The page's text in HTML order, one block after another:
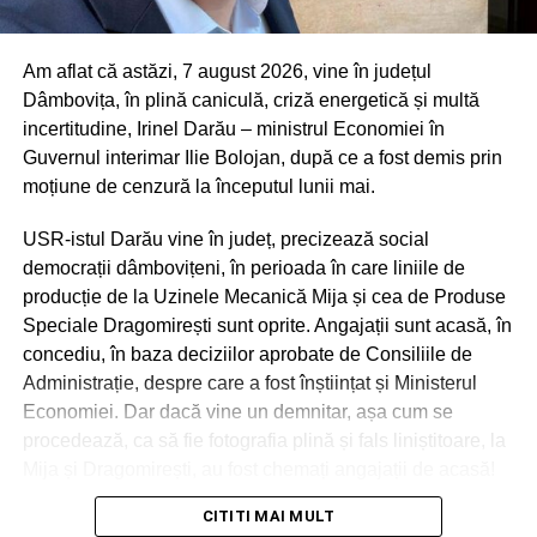
autoturismelor;
– rulote;
– remorci, indiferent de masa totală maximă autorizată.
De asemenea, CNAIR menționează că portalul
https://evignet24.eu încasează tarife și pentru vehicule
„În raport cu situația prezentată, aducem la cunoștința
utilizatorilor că CNAIR nu își asumă nicio
responsabilitate cu privire la accesarea și achiziția de
către utilizatori a rovinietelor de pe portaluri
neautorizate de CNAIR.
Am aflat că astăzi, 7 august 2026, vine în județul
Dâmbovița, în plină caniculă, criză energetică și multă
incertitudine, Irinel Darău – ministrul Economiei în
Guvernul interimar Ilie Bolojan, după ce a fost demis prin
moțiune de cenzură la începutul lunii mai.
USR-istul Darău vine în județ, precizează social
democrații dâmbovițeni, în perioada în care liniile de
producție de la Uzinele Mecanică Mija și cea de Produse
Speciale Dragomirești sunt oprite. Angajații sunt acasă, în
concediu, în baza deciziilor aprobate de Consiliile de
Administrație, despre care a fost înștiințat și Ministerul
Economiei. Dar dacă vine un demnitar, așa cum se
procedează, ca să fie fotografia plină și fals liniștitoare, la
„Astfel încât „conducătorul iubit”, asemenea
CITITI MAI MULT